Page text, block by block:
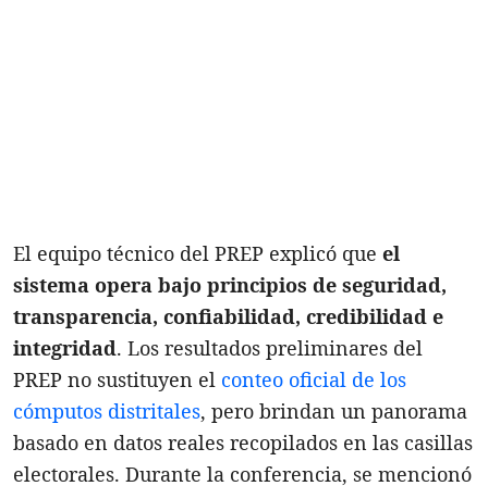
El equipo técnico del PREP explicó que el
sistema opera bajo principios de seguridad,
transparencia, confiabilidad, credibilidad e
integridad. Los resultados preliminares del
PREP no sustituyen el conteo oficial de los
cómputos distritales, pero brindan un panorama
basado en datos reales recopilados en las casillas
electorales. Durante la conferencia, se mencionó